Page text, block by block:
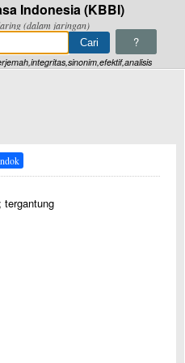
Indonesia (KBBI)
(dalam jaringan)
?
tergantung